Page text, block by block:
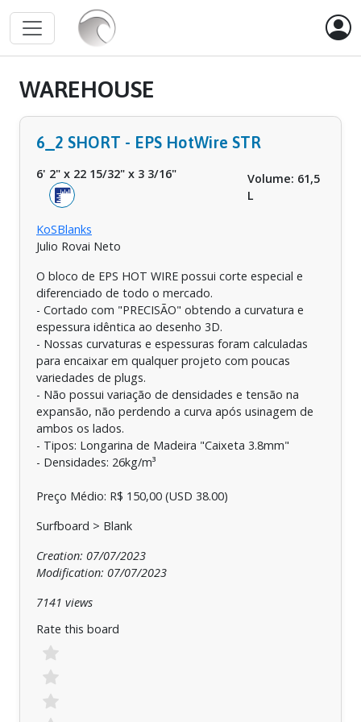
WAREHOUSE
6_2 SHORT - EPS HotWire STR
6' 2" x 22 15/32" x 3 3/16"
Volume: 61,5
L
KoSBlanks
Julio Rovai Neto
O bloco de EPS HOT WIRE possui corte especial e
diferenciado de todo o mercado.
- Cortado com "PRECISÃO" obtendo a curvatura e
espessura idêntica ao desenho 3D.
- Nossas curvaturas e espessuras foram calculadas
para encaixar em qualquer projeto com poucas
variedades de plugs.
- Não possui variação de densidades e tensão na
expansão, não perdendo a curva após usinagem de
ambos os lados.
- Tipos: Longarina de Madeira "Caixeta 3.8mm"
- Densidades: 26kg/m³
Preço Médio: R$ 150,00 (USD 38.00)
Surfboard > Blank
Creation: 07/07/2023
Modification: 07/07/2023
7141 views
Rate this board